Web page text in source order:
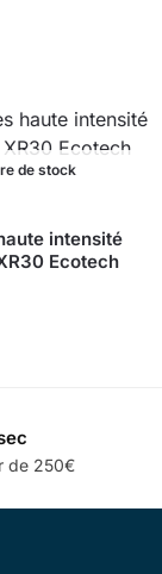
de stock
intensité
Ecotech
de 250€